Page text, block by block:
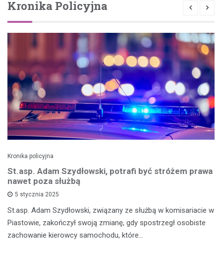
Kronika Policyjna
Kronika policyjna
St.asp. Adam Szydłowski, potrafi być stróżem prawa
nawet poza służbą
5 stycznia 2025
St.asp. Adam Szydłowski, związany ze służbą w komisariacie w
Piastowie, zakończył swoją zmianę, gdy spostrzegł osobiste
zachowanie kierowcy samochodu, które…